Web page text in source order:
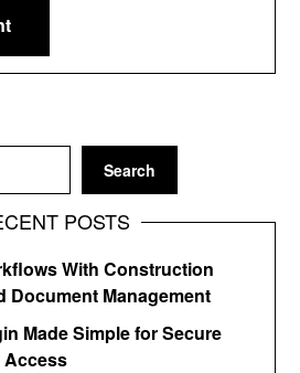
Search
POSTS
With Construction
Document Management
Made Simple for Secure
Access